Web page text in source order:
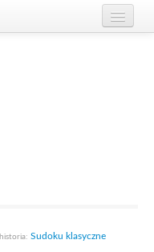
historia: Sudoku klasyczne